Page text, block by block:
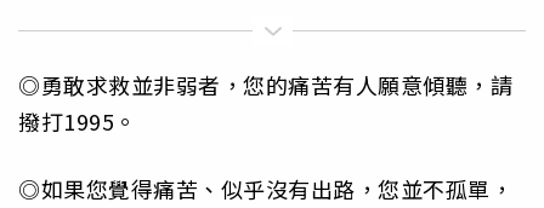
◎勇敢求救並非弱者，您的痛苦有人願意傾聽，請
撥打1995。
◎如果您覺得痛苦、似乎沒有出路，您並不孤單，